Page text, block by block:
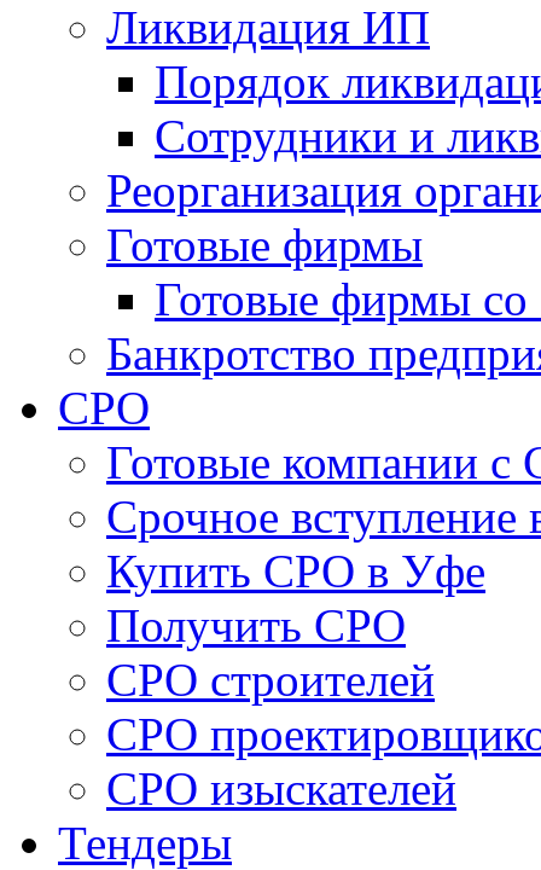
Ликвидация ИП
Порядок
Сотрудники и
Реорганизация
Готовые фирмы
Готовые фирмы со
Банкротство
СРО
Готовые компании с
Cрочное
Купить СРО в Уфе
Получить СРО
СРО строителей
СРО
СРО изыскателей
Тендеры